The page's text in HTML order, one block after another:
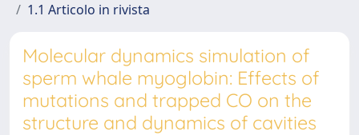
1.1 Articolo in rivista
Molecular dynamics simulation of
sperm whale myoglobin: Effects of
mutations and trapped CO on the
structure and dynamics of cavities